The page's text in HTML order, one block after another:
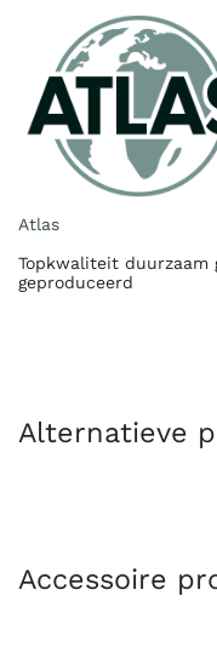
Atlas
Topkwaliteit duurzaam
geproduceerd
Alternatieve
Accessoire